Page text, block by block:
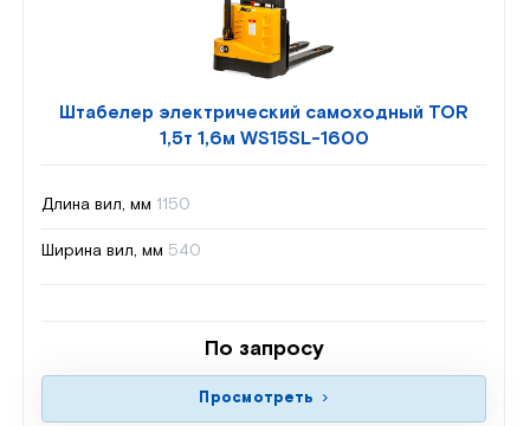
Штабелер электрический самоходный TOR
1,5т 1,6м WS15SL-1600
Длина вил, мм 1150
Ширина вил, мм 540
По запросу
Просмотреть